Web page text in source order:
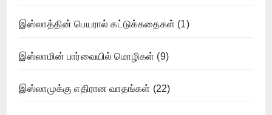
இஸ்லாத்தின் பெயரால் கட்டுக்கதைகள் (1)
இஸ்லாமின் பார்வையில் மொழிகள் (9)
இஸ்லாமுக்கு எதிரான வாதங்கள் (22)